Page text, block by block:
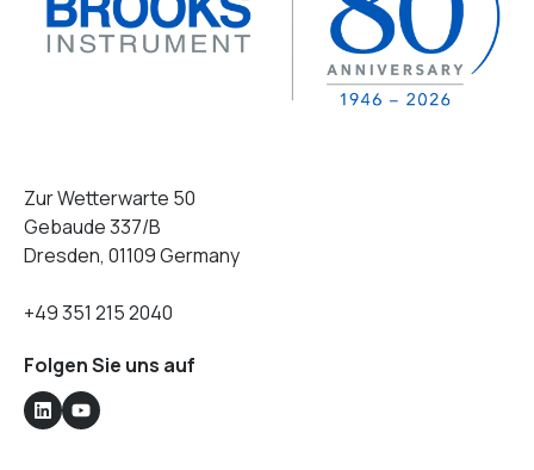
Zur Wetterwarte 50
Gebaude 337/B
Dresden, 01109 Germany
+49 351 215 2040
Folgen Sie uns auf